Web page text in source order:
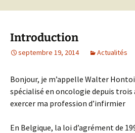
Introduction
septembre 19, 2014 Actualités
Bonjour, je m’appelle Walter
spécialisé en oncologie depuis trois
exercer ma profession d’infirmier
En Belgique, la loi d’agrément de